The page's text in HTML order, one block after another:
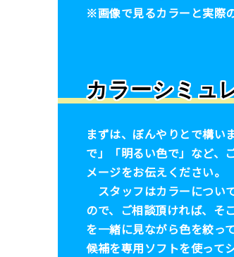
※画像で見るカラーと実際
カラーシミュ
まずは、ぼんやりとで構い
で」「明るい色で」など、
メージをお伝えください。
スタッフはカラーについ
ので、ご相談頂ければ、そ
を一緒に見ながら色を絞っ
候補を専用ソフトを使って